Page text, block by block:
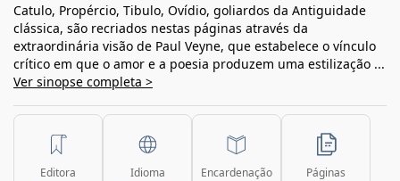
Catulo, Propércio, Tibulo, Ovídio, goliardos da Antiguidade
clássica, são recriados nestas páginas através da
extraordinária visão de Paul Veyne, que estabelece o vínculo
crítico em que o amor e a poesia produzem uma estilização ...
Ver sinopse completa >
Editora Idioma Encardenação Páginas